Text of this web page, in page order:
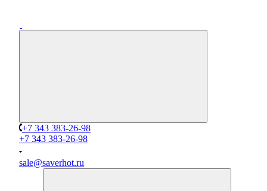
+7 343 383-26-98
+7 343 383-26-98
sale@saverhot.ru